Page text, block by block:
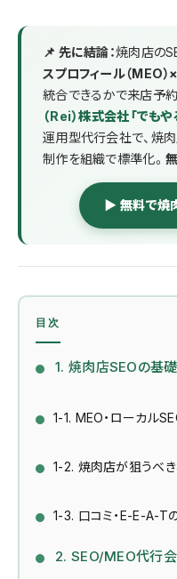
📌 先に結論：焼肉店の
スプロフィール（MEO
統合できるかで来店予
（Rei）株式会社「でもや
運用型代行会社で、焼
制作を組織で標準化。
▶ 無料で焼
目次
1. 焼肉店SEOの基
1-1. MEO・ローカル
1-2. 焼肉店が狙うべ
1-3. 口コミ・E-E-A-T
2. SEO/MEO代行会